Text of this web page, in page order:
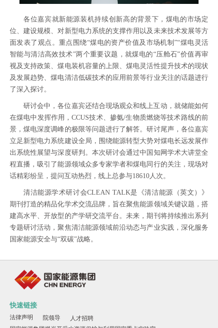
各位嘉宾就新能源装机持续创新高的背景下，煤电的市场定
位、建设规模、对新型电力系统的支撑作用以及未来技术发展等方
面发表了观点。重点围绕“煤电的资产价值及市场机制”“煤电灵活
智能与清洁高效技术”两个重要议题，就煤电的“压舱石”价值再审
视及支持政策、煤电装机容量的上限、煤电灵活性提升技术的现状
及发展趋势、煤电清洁低碳技术的应用前景等行业关注的话题进行
了深入探讨。
研讨会中，各位嘉宾还结合现场观众和线上互动，就储能如何
在煤电中发挥作用，CCUS技术、掺氨/生物质燃烧等技术路线的前
景，煤电深度调峰的极限等问题进行了解答。研讨尾声，各位嘉宾
立足新型电力系统建设全局，围绕能源转型大势对煤电长远发展作
出系统性展望与深度研判。本次研讨会通过中国知网学术大讲堂全
程直播，吸引了能源领域众多专家学者和煤电同行的关注，现场对
话精彩纷呈，提问互动热烈，线上总参与18610人次。
清洁能源学术研讨会CLEAN TALK是《清洁能源（英文）》
期刊打造的精品化学术交流品牌，旨在聚焦能源领域关键议题，搭
建高水平、开放型的产学研交流平台。未来，期刊将持续推出系列
专题研讨活动，聚焦清洁能源领域前沿动态与产业实践，深化服务
国家能源安全与“双碳”战略。
快速链接
法律声明 院领导
人才招聘